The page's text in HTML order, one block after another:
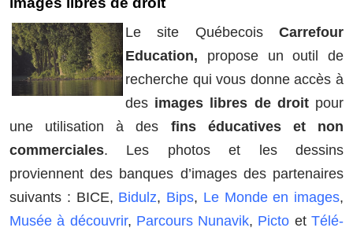
Le site Québecois Carrefour
Education, propose un outil de
recherche qui vous donne accès à
des images libres de droit pour
une utilisation à des fins éducatives et non
commerciales. Les photos et les dessins
proviennent des banques d’images des partenaires
suivants : BICE, Bidulz, Bips, Le Monde en images,
Musée à découvrir, Parcours Nunavik, Picto etTélé-